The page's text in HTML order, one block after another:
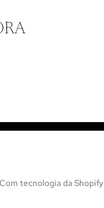
Com tecnologia da Shopify